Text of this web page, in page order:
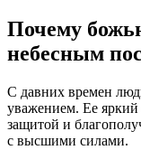
Почему
небесным
С давних времен
уважением. Ее яркий
защитой и
с высшими силами.